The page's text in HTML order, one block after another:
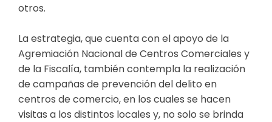
otros.
La estrategia, que cuenta con el apoyo de la
Agremiación Nacional de Centros Comerciales y
de la Fiscalía, también contempla la realización
de campañas de prevención del delito en
centros de comercio, en los cuales se hacen
visitas a los distintos locales y, no solo se brinda